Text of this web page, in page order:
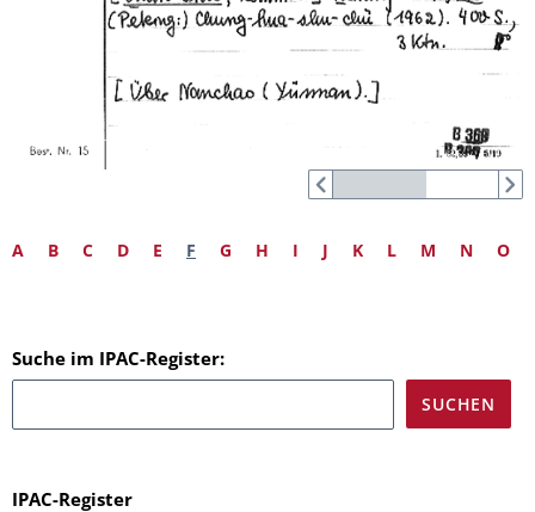
A B C D E F G H I J K L M N O
Suche im IPAC-Register:
IPAC-Register